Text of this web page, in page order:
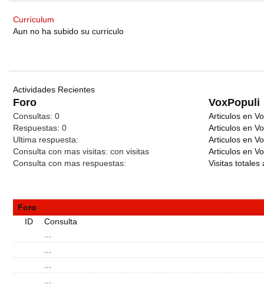
Currículum
Aun no ha subido su curriculo
Actividades Recientes
Foro VoxPopuli
Consultas: 0
Respuestas: 0
Ultima respuesta:
Consulta con mas visitas: con visitas
Consulta con mas respuestas:
Articulos en
Articulos en
Articulos en
Articulos en
Visitas totales
Foro
ID
Consulta